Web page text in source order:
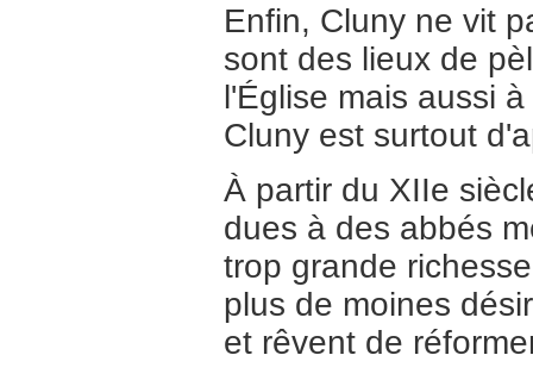
Enfin, Cluny ne vit
sont des lieux de
l'Église mais aussi
Cluny est surtout
À partir du XIIe
dues à des abbés
trop grande
plus de moines
et rêvent de